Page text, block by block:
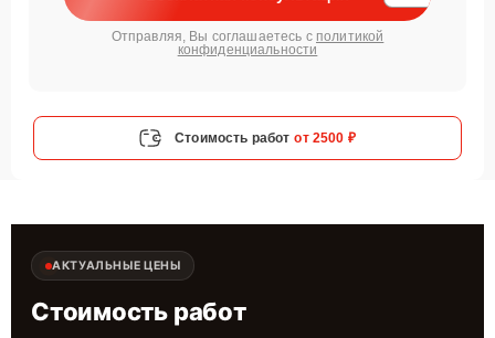
Отправляя, Вы соглашаетесь с политикой
конфиденциальности
Стоимость работ от 2500 ₽
АКТУАЛЬНЫЕ ЦЕНЫ
Стоимость работ